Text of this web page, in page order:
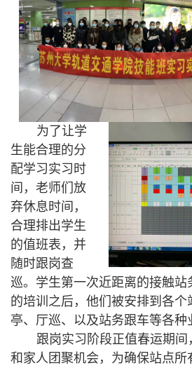
为了让学
生能合理的分
配学习实习时
间，老师们放
弃休息时间，
合理排出学生
的值班表，并
随时跟岗查
巡。学生第一次近距离的接触站
的培训之后，他们被安排到各
亭、厅巡、以及站务跟车等各种
跟岗实习阶段正值春运期
和家人团聚机会，为确保站点所